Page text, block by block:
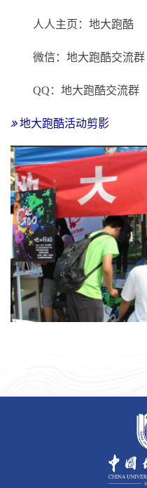
人人主页：地大跑酷
微信：地大跑酷交流群
QQ：地大跑酷交流群
地大跑酷活动剪影